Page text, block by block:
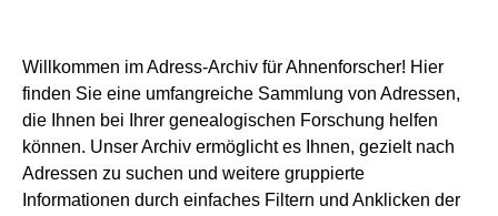
Willkommen im Adress-Archiv für Ahnenforscher! Hier
finden Sie eine umfangreiche Sammlung von Adressen,
die Ihnen bei Ihrer genealogischen Forschung helfen
können. Unser Archiv ermöglicht es Ihnen, gezielt nach
Adressen zu suchen und weitere gruppierte
Informationen durch einfaches Filtern und Anklicken der